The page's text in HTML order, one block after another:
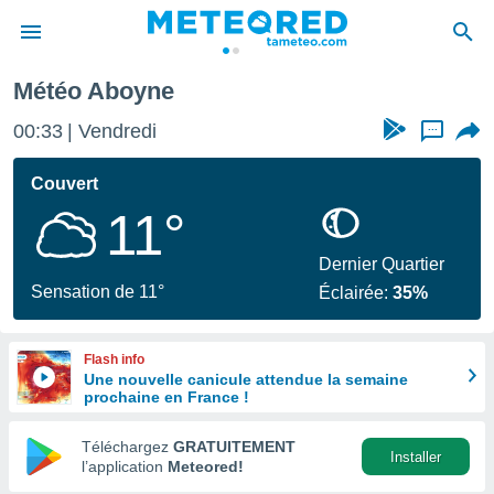
de
en
Météo Aboyne
00:33 Vendredi ...
Couvert
11°
Sensation de 11°
Dernier Quartier
Éclairée:35%
Flash info
Une nouvelle canicule attendue la semaine
prochaine en France !
Téléchargez GRATUITEMENT
l’application Meteored!
Installer